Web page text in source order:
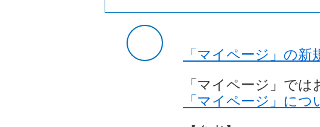
「マイページ」の新
「マイページ」で
「マイページ」に